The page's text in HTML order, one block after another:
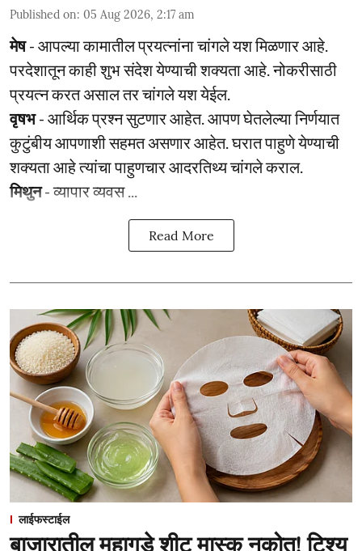
Published on: 05 Aug 2026, 2:17 am
मेष- आपल्या कामातील प्रयत्नांना चांगले यश मिळणार आहे.
परदेशातून काही शुभ संदेश येण्याची शक्यता आहे. नोकरीसाठी
प्रयत्न करत असाल तर चांगले यश येईल.
वृषभ- आर्थिक प्रश्‍न सुटणार आहेत. आपण घेतलेल्या निर्णयात
कुटुंबीय आपणाशी सहमत असणार आहेत. घरात पाहुणे येण्याची
शक्यता आहे त्यांचा पाहुणचार आदरतिथ्य चांगले कराल.
मिथुन- व्यापार व्यवस ...
Read More
लाईफस्टाईल
बाजारातील महागडे शीट मास्क नकोत! टिश्यू